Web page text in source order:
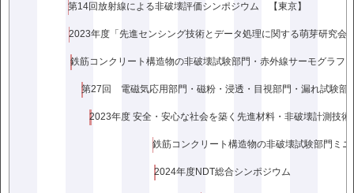
第14回放射線による非破壊評価シンポジウム 【東京】
2023年度「先進センシング技術とデータ処理に関する萌芽研究会
2023年度 安全・安心な社会を築く先進材料・非破壊計測技術
2024年度NDT総合シンポジウム
2020年度 非破壊検査総合シンポジウム【東京】2020年6月3
日(水)～4日(木)
2020年度 非破壊試験総合シンポジウムCD概要集販売案内
2019年度 秋季講演大会【広島】2019年11月12日(火)～13日